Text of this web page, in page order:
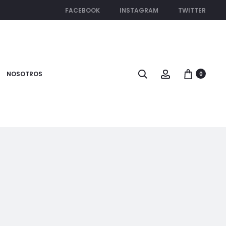
FACEBOOK INSTAGRAM TWITTER
NOSOTROS Search Account0